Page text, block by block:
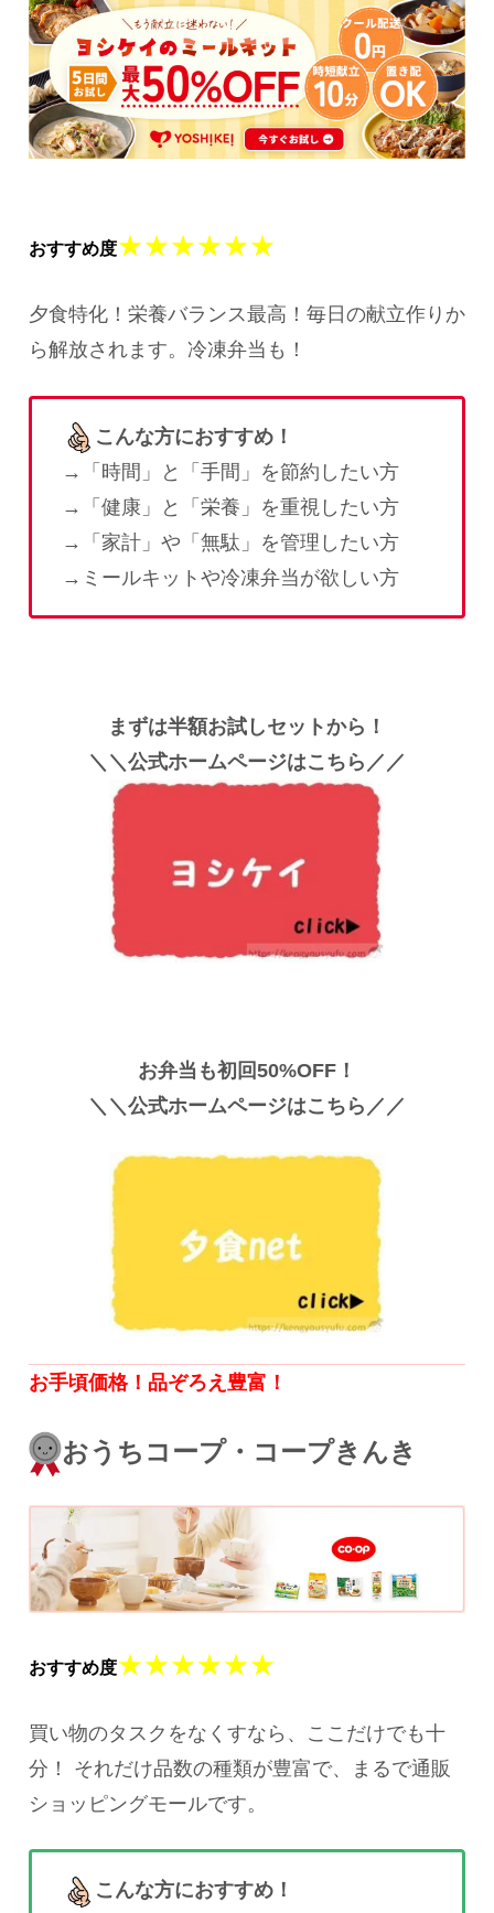
おすすめ度★★★★★★
夕食特化！栄養バランス最高！毎日の献立作りか
ら解放されます。冷凍弁当も！
こんな方におすすめ！
→「時間」と「手間」を節約したい方
→「健康」と「栄養」を重視したい方
→「家計」や「無駄」を管理したい方
→ミールキットや冷凍弁当が欲しい方
まずは半額お試しセットから！
＼＼公式ホームページはこちら／／
お弁当も初回50%OFF！
＼＼公式ホームページはこちら／／
お手頃価格！品ぞろえ豊富！
おうちコープ・コープきんき
おすすめ度★★★★★★
買い物のタスクをなくすなら、ここだけでも十
分！ それだけ品数の種類が豊富で、まるで通販
ショッピングモールです。
こんな方におすすめ！